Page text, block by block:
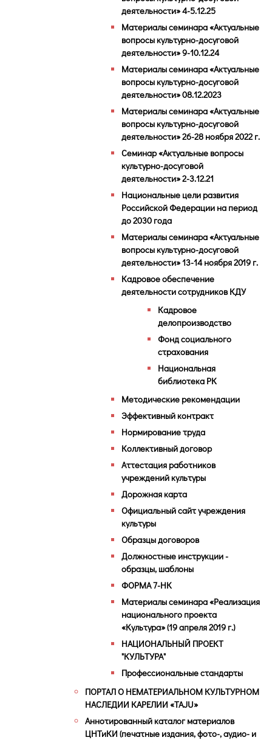
деятельности» 4-5.12.25
Материалы семинара «Актуальные
вопросы культурно-досуговой
деятельности» 9-10.12.24
Материалы семинара «Актуальные
вопросы культурно-досуговой
деятельности» 08.12.2023
Материалы семинара «Актуальные
вопросы культурно-досуговой
деятельности» 26-28 ноября 2022 г.
Семинар «Актуальные вопросы
культурно-досуговой
деятельности» 2-3.12.21
Национальные цели развития
Российской Федерации на период
до 2030 года
Материалы семинара «Актуальные
вопросы культурно-досуговой
деятельности» 13-14 ноября 2019 г.
Кадровое обеспечение
деятельности сотрудников КДУ
Кадровое
делопроизводство
Фонд социального
страхования
Национальная
библиотека РК
Методические рекомендации
Эффективный контракт
Нормирование труда
Коллективный договор
Аттестация работников
учреждений культуры
Дорожная карта
Официальный сайт учреждения
культуры
Образцы договоров
Должностные инструкции -
образцы, шаблоны
ФОРМА 7-НК
Материалы семинара «Реализация
национального проекта
«Культура» (19 апреля 2019 г.)
НАЦИОНАЛЬНЫЙ ПРОЕКТ
"КУЛЬТУРА"
Профессиональные стандарты
ПОРТАЛ О НЕМАТЕРИАЛЬНОМ КУЛЬТУРНОМ
НАСЛЕДИИ КАРЕЛИИ «TAJU»
Аннотированный каталог материалов
ЦНТиКИ (печатные издания, фото-, аудио- и